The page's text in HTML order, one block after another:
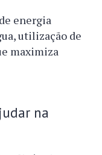
energia
utilização de
maximiza
na